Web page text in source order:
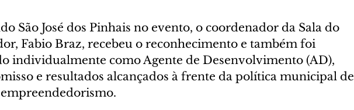
São José dos Pinhais no evento, o coordenador da Sala do
Fabio Braz, recebeu o reconhecimento e também foi
individualmente como Agente de Desenvolvimento (AD),
e resultados alcançados à frente da política municipal de